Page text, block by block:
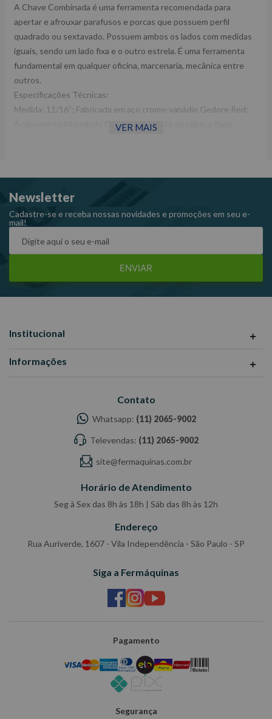
A Chave Combinada é uma ferramenta recomendada para
apertar e afrouxar parafusos e porcas que possuem perfil
quadrado ou sextavado. Possuem ambos os lados com medidas
iguais, sendo um lado fixa e o outro estrela. É uma ferramenta
fundamental em qualquer oficina, marcenaria, mecânica entre
outros.
Especificações Técnicas:
Medida: 11/16”; Fabricada em aço cromo-vanádio Gedore Red;
Acabamento Niquelado Cromado; Posição da cabeça (lado
Fabricante/Fornecedor.
VER MAIS
Newsletter
Cadastre-se e receba nossas novidades e promoções em seu e-
mail!
ENVIAR
Institucional
Informações
Contato
Whatsapp: (11) 2065-9002
Televendas: (11) 2065-9002
site@fermaquinas.com.br
Horário de Atendimento
Seg à Sex das 8h às 18h | Sáb das 8h às 12h
Endereço
Rua Auriverde, 1607 - Vila Independência - São Paulo - SP
Siga a Fermáquinas
Pagamento
Segurança